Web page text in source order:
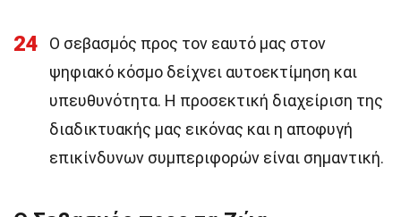
24
Ο σεβασμός προς τον εαυτό μας στον
ψηφιακό κόσμο δείχνει αυτοεκτίμηση και
υπευθυνότητα. Η προσεκτική διαχείριση της
διαδικτυακής μας εικόνας και η αποφυγή
επικίνδυνων συμπεριφορών είναι σημαντική.